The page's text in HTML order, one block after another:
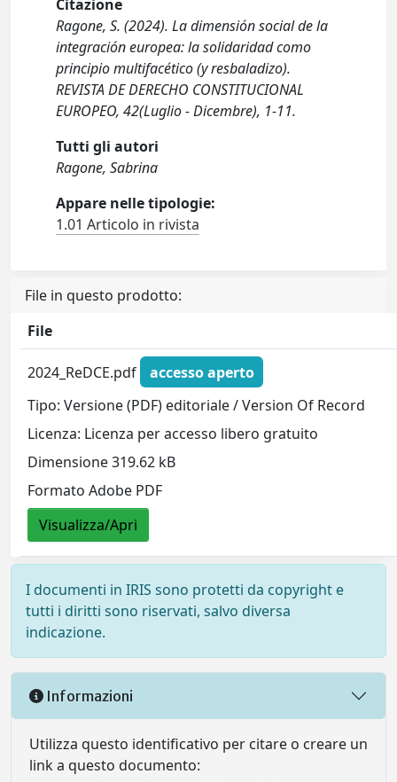
Citazione
Ragone, S. (2024). La dimensión social de la
integración europea: la solidaridad como
principio multifacético (y resbaladizo).
REVISTA DE DERECHO CONSTITUCIONAL
EUROPEO, 42(Luglio - Dicembre), 1-11.
Tutti gli autori
Ragone, Sabrina
Appare nelle tipologie:
1.01 Articolo in rivista
File in questo prodotto:
File
2024_ReDCE.pdf
accesso aperto
Tipo: Versione (PDF) editoriale / Version Of Record
Licenza: Licenza per accesso libero gratuito
Dimensione 319.62 kB
Formato Adobe PDF
Visualizza/Apri
I documenti in IRIS sono protetti da copyright e
tutti i diritti sono riservati, salvo diversa
indicazione.
Informazioni
Utilizza questo identificativo per citare o creare un
link a questo documento: